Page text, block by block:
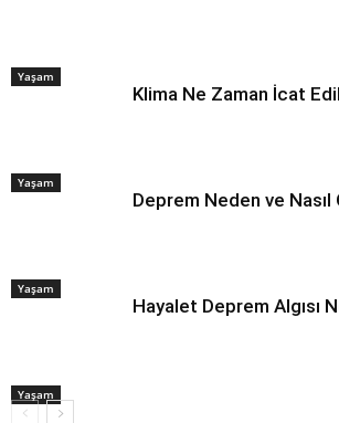
Yaşam
Yaşam
Klima Ne Zaman İcat
Yaşam
Deprem Neden ve Nasıl
Yaşam
Hayalet Deprem Algısı